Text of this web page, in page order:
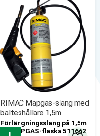
RIMAC Mapgas-slang med
bälteshållare 1,5m
Förlängningsslang på 1,5m
till MAPGAS-flaska 511662